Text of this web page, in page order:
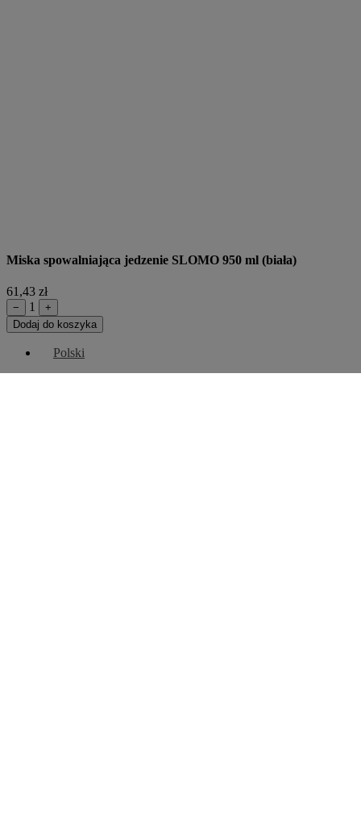
Miska spowalniająca jedzenie SLOMO 950 ml (biała)
61,43 zł
− 1
+
Dodaj do koszyka
Polski